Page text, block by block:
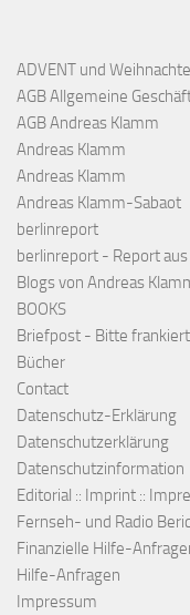
ADVENT und
AGB Allgemeine
AGB Andreas Klamm
Andreas Klamm
Andreas Klamm
Andreas Klamm-Sabaot
berlinreport
berlinreport - Report aus
Blogs von Andreas
BOOKS
Briefpost - Bitte
Bücher
Contact
Datenschutz-Erklärung
Datenschutzerklärung
Datenschutzinformation
Editorial :: Imprint ::
Fernseh- und Radio
Finanzielle Hilfe-
Hilfe-Anfragen
Impressum